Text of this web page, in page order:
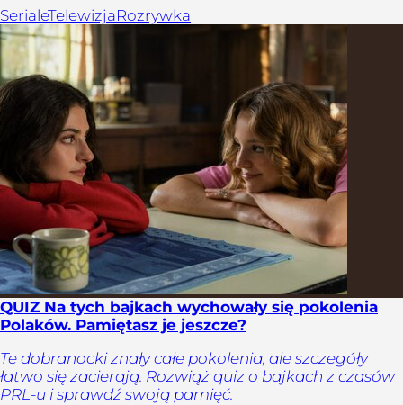
SerialeTelewizjaRozrywka
QUIZ Na tych bajkach wychowały się pokolenia
Polaków. Pamiętasz je jeszcze?
Te dobranocki znały całe pokolenia, ale szczegóły
łatwo się zacierają. Rozwiąż quiz o bajkach z czasów
PRL-u i sprawdź swoją pamięć.